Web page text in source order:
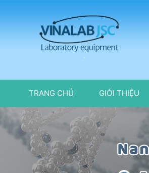
TRANG CHỦ GIỚI THIỆU